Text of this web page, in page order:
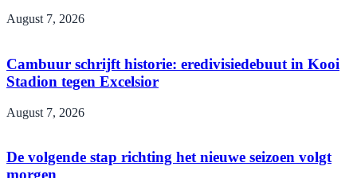
August 7, 2026
Cambuur schrijft historie: eredivisiedebuut in Kooi
Stadion tegen Excelsior
August 7, 2026
De volgende stap richting het nieuwe seizoen volgt
morgen